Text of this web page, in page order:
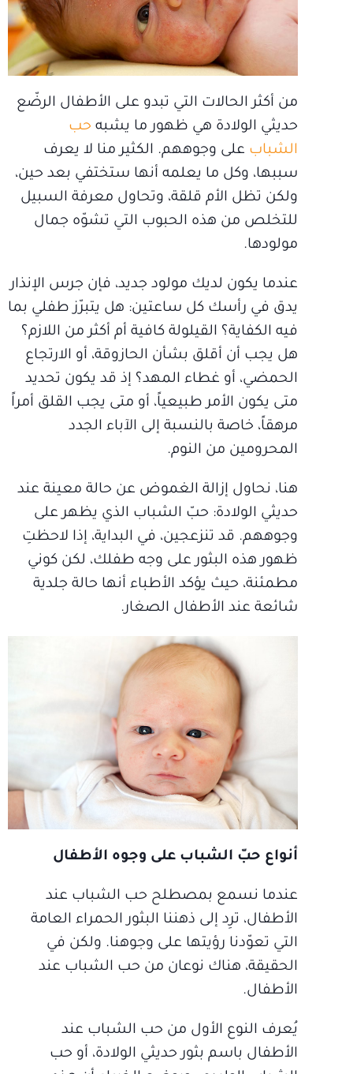
من أكثر الحالات التي تبدو على الأطفال الرضّع
حديثي الولادة هي ظهور ما يشبه حب
الشباب على وجوههم. الكثير منا لا يعرف
سببها، وكل ما يعلمه أنها ستختفي بعد حين،
ولكن تظل الأم قلقة، وتحاول معرفة السبيل
للتخلص من هذه الحبوب التي تشوّه جمال
مولودها.
عندما يكون لديك مولود جديد، فإن جرس الإنذار
يدق في رأسك كل ساعتين: هل يتبرّز طفلي بما
فيه الكفاية؟ القيلولة كافية أم أكثر من اللازم؟
هل يجب أن أقلق بشأن الحازوقة، أو الارتجاع
الحمضي، أو غطاء المهد؟ إذ قد يكون تحديد
متى يكون الأمر طبيعياً، أو متى يجب القلق أمراً
مرهقاً، خاصة بالنسبة إلى الآباء الجدد
المحرومين من النوم.
هنا، نحاول إزالة الغموض عن حالة معينة عند
حديثي الولادة: حبّ الشباب الذي يظهر على
وجوههم. قد تنزعجين، في البداية، إذا لاحظتِ
ظهور هذه البثور على وجه طفلك، لكن كوني
مطمئنة، حيث يؤكد الأطباء أنها حالة جلدية
شائعة عند الأطفال الصغار.
أنواع حبّ الشباب على وجوه الأطفال
عندما نسمع بمصطلح حب الشباب عند
الأطفال، ترِد إلى ذهننا البثور الحمراء العامة
التي تعوّدنا رؤيتها على وجوهنا. ولكن في
الحقيقة، هناك نوعان من حب الشباب عند
الأطفال.
يُعرف النوع الأول من حب الشباب عند
الأطفال باسم بثور حديثي الولادة، أو حب